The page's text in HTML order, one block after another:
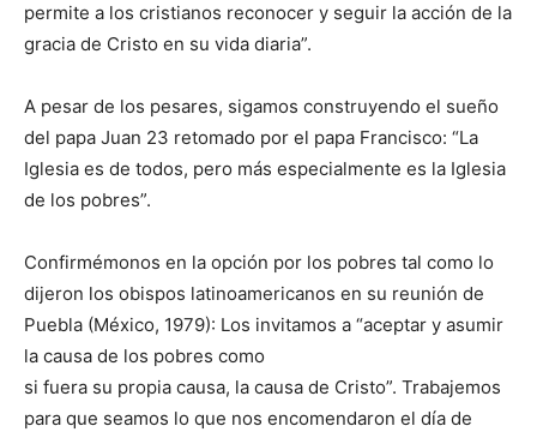
permite a los cristianos reconocer y seguir la acción de la
gracia de Cristo en su vida diaria”.
A pesar de los pesares, sigamos construyendo el sueño
del papa Juan 23 retomado por el papa Francisco: “La
Iglesia es de todos, pero más especialmente es la Iglesia
de los pobres”.
Confirmémonos en la opción por los pobres tal como lo
dijeron los obispos latinoamericanos en su reunión de
Puebla (México, 1979): Los invitamos a “aceptar y asumir
la causa de los pobres como
si fuera su propia causa, la causa de Cristo”. Trabajemos
para que seamos lo que nos encomendaron el día de